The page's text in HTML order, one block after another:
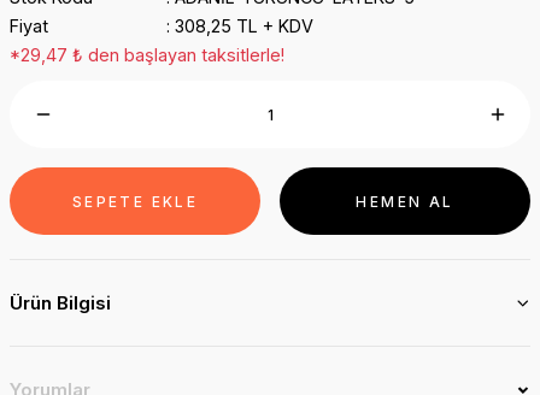
Fiyat
308,25 TL + KDV
*29,47 ₺ den başlayan taksitlerle!
SEPETE EKLE HEMEN AL
Ürün Bilgisi
Yorumlar